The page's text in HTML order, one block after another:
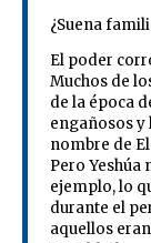
¿Suena
El poder
Muchos de
de la época
engañosos y
nombre de
Pero Yeshúa
ejemplo, lo
durante el
aquellos